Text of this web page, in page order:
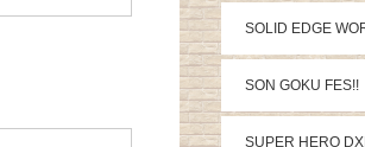
SOLID EDGE
SON GOKU FES!!
SUPER HERO